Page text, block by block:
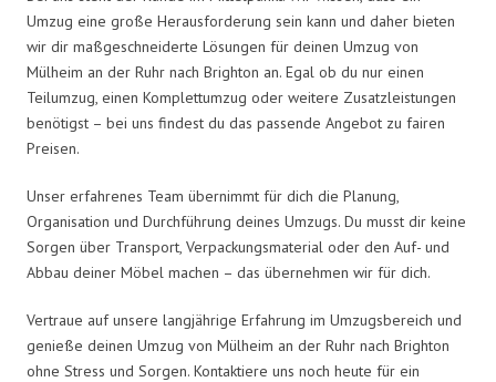
Umzug eine große Herausforderung sein kann und daher bieten
wir dir maßgeschneiderte Lösungen für deinen Umzug von
Mülheim an der Ruhr nach Brighton an. Egal ob du nur einen
Teilumzug, einen Komplettumzug oder weitere Zusatzleistungen
benötigst – bei uns findest du das passende Angebot zu fairen
Preisen.
Unser erfahrenes Team übernimmt für dich die Planung,
Organisation und Durchführung deines Umzugs. Du musst dir keine
Sorgen über Transport, Verpackungsmaterial oder den Auf- und
Abbau deiner Möbel machen – das übernehmen wir für dich.
Vertraue auf unsere langjährige Erfahrung im Umzugsbereich und
genieße deinen Umzug von Mülheim an der Ruhr nach Brighton
ohne Stress und Sorgen. Kontaktiere uns noch heute für ein